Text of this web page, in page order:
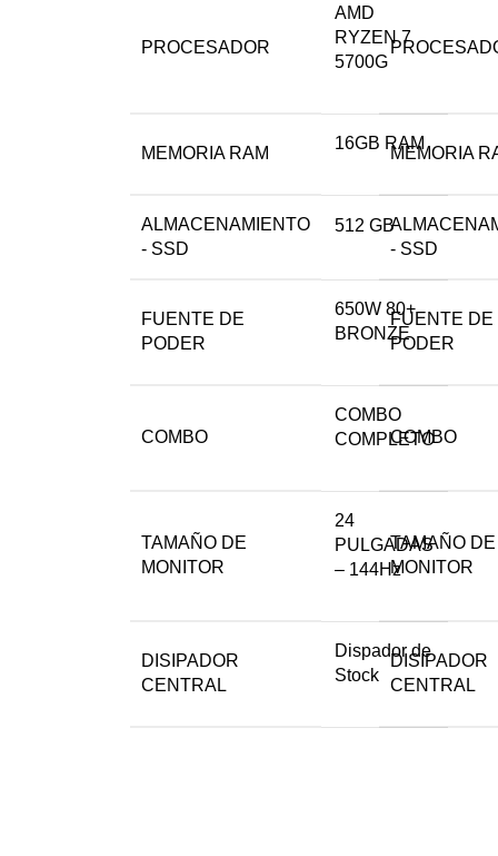
PROCESADOR
AMD
RYZEN 7
5700G
MEMORIA RAM
16GB RAM
ALMACENAMIENTO
- SSD
512 GB
FUENTE DE
PODER
650W 80+
BRONZE
COMBO
COMBO
COMPLETO
TAMAÑO DE
MONITOR
24
PULGADAS
– 144Hz
DISIPADOR
CENTRAL
Dispador de
Stock
MEMORIA
- SSD
FUENTE DE
PODER
COMBO
TAMAÑO DE
MONITOR
DISIPADOR
CENTRAL